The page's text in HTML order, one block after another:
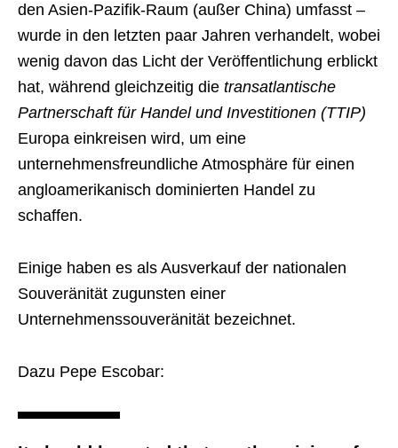
den Asien-Pazifik-Raum (außer China) umfasst –
wurde in den letzten paar Jahren verhandelt, wobei
wenig davon das Licht der Veröffentlichung erblickt
hat, während gleichzeitig die transatlantische
Partnerschaft für Handel und Investitionen (TTIP)
Europa einkreisen wird, um eine
unternehmensfreundliche Atmosphäre für einen
angloamerikanisch dominierten Handel zu
schaffen.
Einige haben es als Ausverkauf der nationalen
Souveränität zugunsten einer
Unternehmenssouveränität bezeichnet.
Dazu Pepe Escobar: